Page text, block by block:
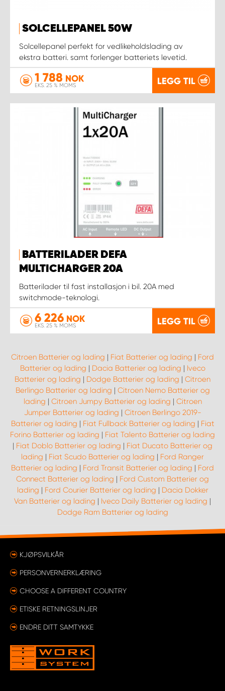
SOLCELLEPANEL 50W
Solcellepanel perfekt for vedlikeholdslading av
ekstra batteri. samt forlenger batteriets levetid.
1 788 NOK
EKS. 25 % MOMS LEGG TIL
BATTERILADER DEFA
MULTICHARGER 20A
Batterilader til fast installasjon i bil. 20A med
switchmode-teknologi.
6 226 NOK
EKS. 25 % MOMS LEGG TIL
Citroen Batterier og lading | Fiat Batterier og lading | Ford
Batterier og lading | Dacia Batterier og lading | Iveco
Batterier og lading | Dodge Batterier og lading | Citroen
Berlingo Batterier og lading | Citroen Nemo Batterier og
lading | Citroen Jumpy Batterier og lading | Citroen
Jumper Batterier og lading | Citroen Berlingo 2019-
Batterier og lading | Fiat Fullback Batterier og lading | Fiat
Forino Batterier og lading | Fiat Talento Batterier og lading
| Fiat Doblo Batterier og lading | Fiat Ducato Batterier og
lading | Fiat Scudo Batterier og lading | Ford Ranger
Batterier og lading | Ford Transit Batterier og lading | Ford
Connect Batterier og lading | Ford Custom Batterier og
lading | Ford Courier Batterier og lading | Dacia Dokker
Van Batterier og lading | Iveco Daily Batterier og lading |
Dodge Ram Batterier og lading
KJØPSVILKÅR
PERSONVERNERKLÆRING
CHOOSE A DIFFERENT COUNTRY
ETISKE RETNINGSLINJER
ENDRE DITT SAMTYKKE